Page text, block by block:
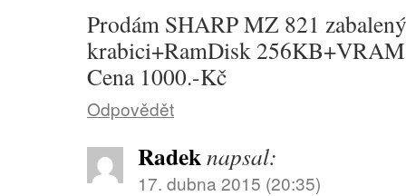
Prodám SHARP MZ 821
krabici+RamDisk
Cena 1000.-Kč
Odpovědět
Radeknapsal:
17. dubna 2015 (20:35)